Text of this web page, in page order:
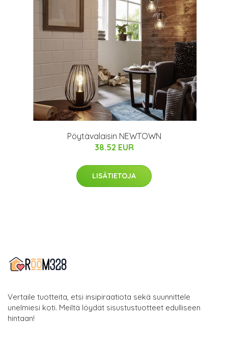
Pöytävalaisin NEWTOWN
38.52 EUR
LISÄTIETOJA
Vertaile tuotteita, etsi insipiraatiota sekä suunnittele
unelmiesi koti. Meiltä löydät sisustustuotteet edulliseen
hintaan!